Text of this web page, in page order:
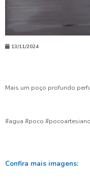
13/11/2024
Mais um poço profundo
#agua #poco
Confira mais imagens: